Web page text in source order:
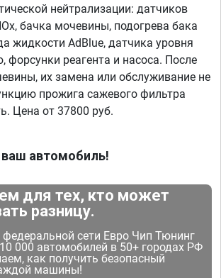
нейтрализации: датчиков
бачка мочевины, подогрева бака
жидкости AdBlue, датчика уровня
форсунки реагента и насоса. После
их замена или обслуживание не
прожига сажевого фильтра
Цена от 37800 руб.
ваш автомобиль!
для тех, кто может
разницу.
сети Евро Чип Тюнинг
000 автомобилей в 50+ городах РФ
как получить безопасный
машины!